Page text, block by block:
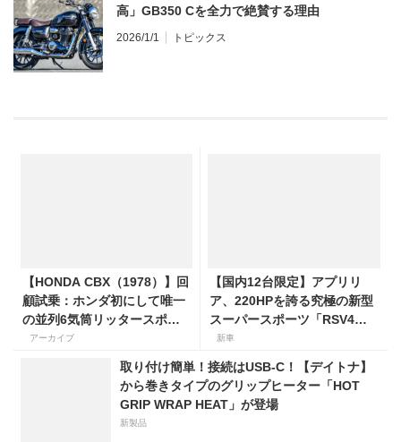
高」GB350 Cを全力で絶賛する理由
2026/1/1 トピックス
【HONDA CBX（1978）】回
顧試乗：ホンダ初にして唯一
の並列6気筒リッタースポー
ツはどんな乗り味だったの
アーカイブ
【国内12台限定】アプリリ
ア、220HPを誇る究極の新型
スーパースポーツ「RSV4
Factory」を発売。価格363万
円！
新車
取り付け簡単！接続はUSB-C！【デイトナ】
から巻きタイプのグリップヒーター「HOT
GRIP WRAP HEAT」が登場
新製品